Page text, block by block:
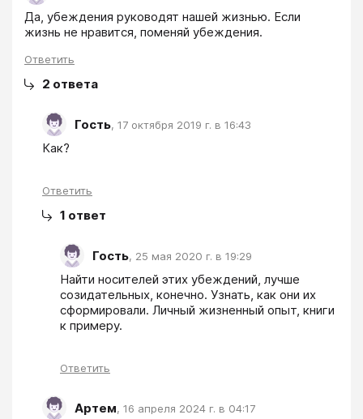
Да, убеждения руководят нашей жизнью. Если
жизнь не нравится, поменяй убеждения.
Ответить
2 ответа
Гость, 17 октября 2019 г. в 16:43
Как?
Ответить
1 ответ
Гость, 25 мая 2020 г. в 19:29
Найти носителей этих убеждений, лучше
созидательных, конечно. Узнать, как они их
сформировали. Личный жизненный опыт, книги
к примеру.
Ответить
Артем, 16 апреля 2024 г. в 04:17